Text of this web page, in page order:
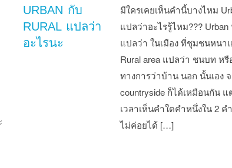
URBAN กับ
RURAL แปลว่า
อะไรนะ
มีใครเคยเห็นคำนี้บางไหม
แปลว่าอะไรรู้ไหม??? Urban
แปลว่า ในเมือง ที่ชุมชนหนา
Rural area แปลว่า ชนบท หรื
ทางการว่าบ้าน นอก นั้นเอง
countryside ก็ได้เหมือนกัน
เวลาเห็นคำใดคำหนึ่งใน 2 ค
ไม่ค่อยได้ […]